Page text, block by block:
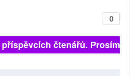
0
čtenářů. Prosíme,